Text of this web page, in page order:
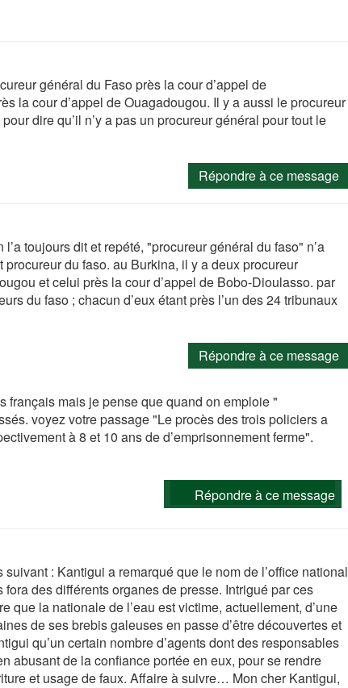
général du Faso près la cour d’appel de
la cour d’appel de Ouagadougou. Il y a aussi le procureur
dire qu’il n’y a pas un procureur général pour tout le
Répondre à ce message
toujours dit et repété, "procureur général du faso" n’a
du faso. au Burkina, il y a deux procureur
et celui près la cour d’appel de Bobo-Dioulasso. par
du faso ; chacun d’eux étant près l’un des 24 tribunaux
Répondre à ce message
français mais je pense que quand on emploie "
voyez votre passage "Le procès des trois policiers a
à 8 et 10 ans de d’emprisonnement ferme".
Répondre à ce message
: Kantigui a remarqué que le nom de l’office national
des différents organes de presse. Intrigué par ces
que la nationale de l’eau est victime, actuellement, d’une
de ses brebis galeuses en passe d’être découvertes et
qu’un certain nombre d’agents dont des responsables
abusant de la confiance portée en eux, pour se rendre
et usage de faux. Affaire à suivre… Mon cher Kantigui,